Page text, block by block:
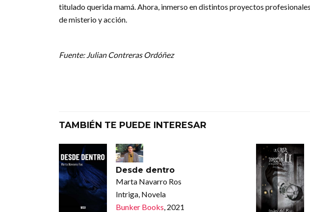
titulado querida mamá. Ahora, inmerso en distintos proyectos
de misterio y acción.
Fuente: Julian Contreras Ordóñez
TAMBIÉN TE PUEDE INTERESAR
Desde dentro
Marta Navarro Ros
Intriga, Novela
Bunker Books, 2021